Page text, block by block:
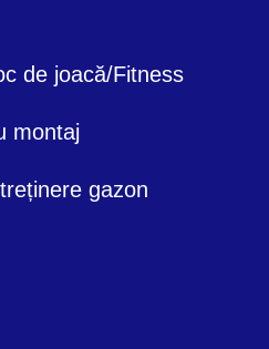
de joacă/Fitness
montaj
gazon